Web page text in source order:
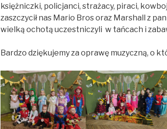
księżniczki, policjanci, strażacy, piraci,
zaszczycił nas Mario Bros oraz Marshall z
wielką ochotą uczestniczyli w tańcach i
Bardzo dziękujemy za oprawę muzyczną, o